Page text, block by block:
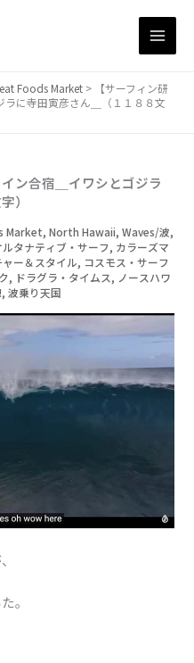
Foods Market >
【サーフィン研
に寺田寅彦さん＿（１１８８文
ン合宿＿イワシとゴジラ
）
Market,North Hawaii,Waves/波,
ルタナティブ・サーフ, カラーズマ
ャー＆スタイル, コスモス・サーフ
, ドラグラ・タイムス, ノースハワ
,波乗り天国
。